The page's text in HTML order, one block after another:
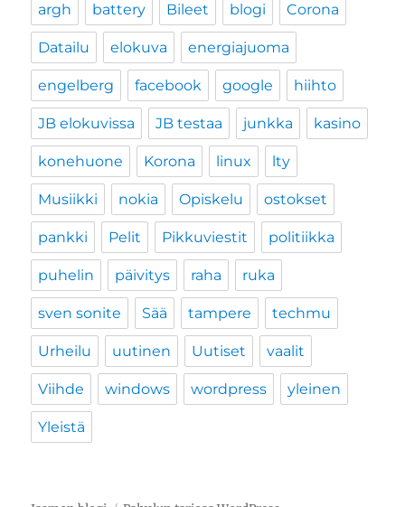
argh battery Bileet blogi Corona
Datailu elokuva energiajuoma
engelberg facebook google hiihto
JB elokuvissa JB testaa junkka kasino
konehuone Korona linux lty
Musiikki nokia Opiskelu ostokset
pankki Pelit Pikkuviestit politiikka
puhelin päivitys raha ruka
sven sonite Sää tampere techmu
Urheilu uutinen Uutiset vaalit
Viihde windows wordpress yleinen
Yleistä